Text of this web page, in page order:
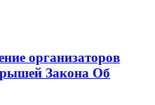
организаторов
Закона Об